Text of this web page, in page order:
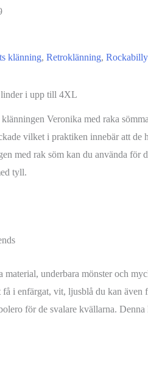
klänning, Retroklänning,
i upp till 4XL
Veronika med raka
vilket i praktiken innebär att de
med rak söm kan du använda
tyll.
material, underbara mönster och
i enfärgat, vit, ljusblå du kan även
för de svalare kvällarna.